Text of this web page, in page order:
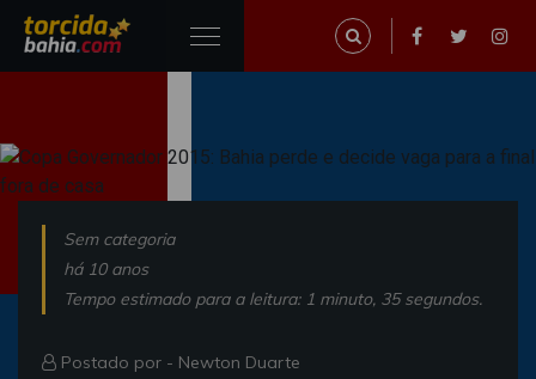
Sem categoria
há 10 anos
Tempo estimado para a leitura: 1 minuto, 35 segundos.
Postado por - Newton Duarte